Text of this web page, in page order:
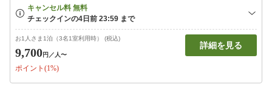
お1人さま1泊（3名1室利用時） (税込)
9,700円 ／人〜
ポイント(1%)
詳細を見る